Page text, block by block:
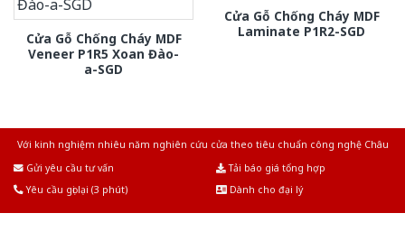
Cửa Gỗ Chống Cháy MDF
Veneer P1R5 Xoan Đào-
a-SGD
Cửa Gỗ Chống Cháy MDF
Laminate P1R2-SGD
Với kinh nghiệm nhiêu năm nghiên cứu cửa theo tiêu chuẩn công nghệ Châu
Gửi yêu cầu tư vấn
Tải báo giá tổng hợp
Yêu cầu gọi lại (3 phút)
Dành cho đại lý